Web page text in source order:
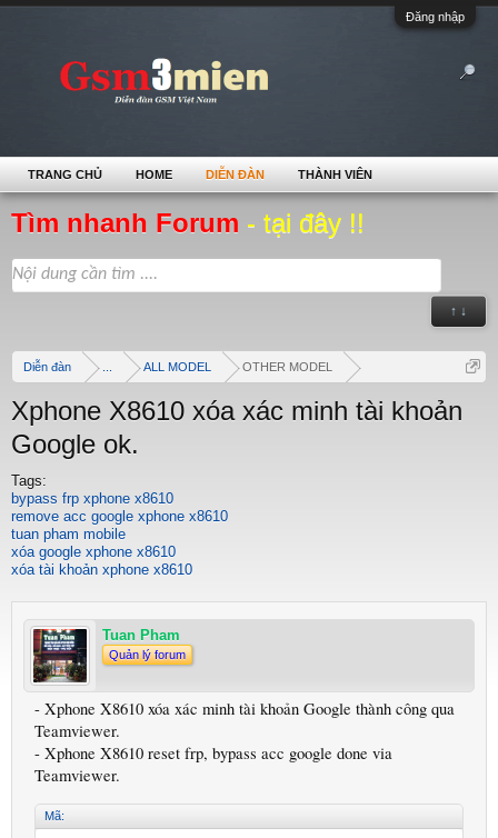
Đăng nhập
Tìm nhanh Forum - tại đây !!
↑ ↓
Diễn đàn ALL MODEL OTHER MODEL
Xphone X8610 xóa xác minh tài khoản
Google ok.
Tags:
bypass frp xphone x8610
remove acc google xphone x8610
tuan pham mobile
xóa google xphone x8610
xóa tài khoản xphone x8610
Tuan Pham
Quản lý forum
- Xphone X8610 xóa xác minh tài khoản Google thành công qua
Teamviewer.
- Xphone X8610 reset frp, bypass acc google done via
Teamviewer.
Mã:
TRANG CHỦ HOME DIỄN ĐÀN THÀNH VIÊN